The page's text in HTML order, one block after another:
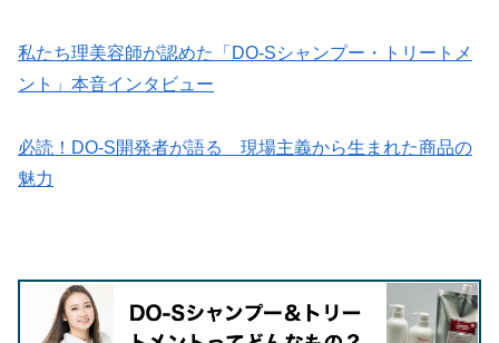
私たち理美容師が認めた「DO-Sシャンプー・トリートメ
ント」本音インタビュー
必読！DO-S開発者が語る 現場主義から生まれた商品の
魅力